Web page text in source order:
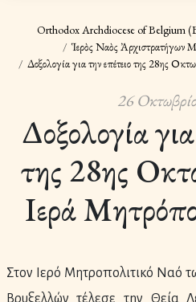
Orthodox Archdiocese of Belgium
Ἱερὸς Ναὸς Ἀρχιστρατήγων
Δοξολογία για την επέτειο της 28ης
26
Δοξολογία
της 28ης
Ιερά
Στον Ιερό Μητροπολιτικό Ναό
Βρυξελλών τέλεσε την Θεία